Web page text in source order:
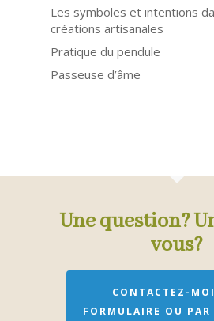
Les symboles et intentions
créations artisanales
Pratique du pendule
Passeuse d’âme
Une question?
vous?
CONTACTEZ-
FORMULAIRE OU PAR